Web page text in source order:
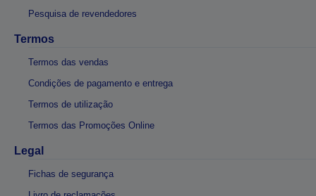
Pesquisa de revendedores
Termos
Termos das vendas
Condições de pagamento e entrega
Termos de utilização
Termos das Promoções Online
Legal
Fichas de segurança